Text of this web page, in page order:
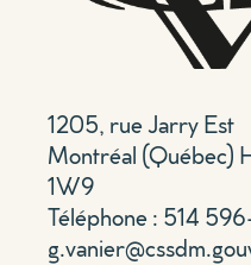
1205, rue Jarry Est
Montréal (Québec)
1W9
Téléphone : 514